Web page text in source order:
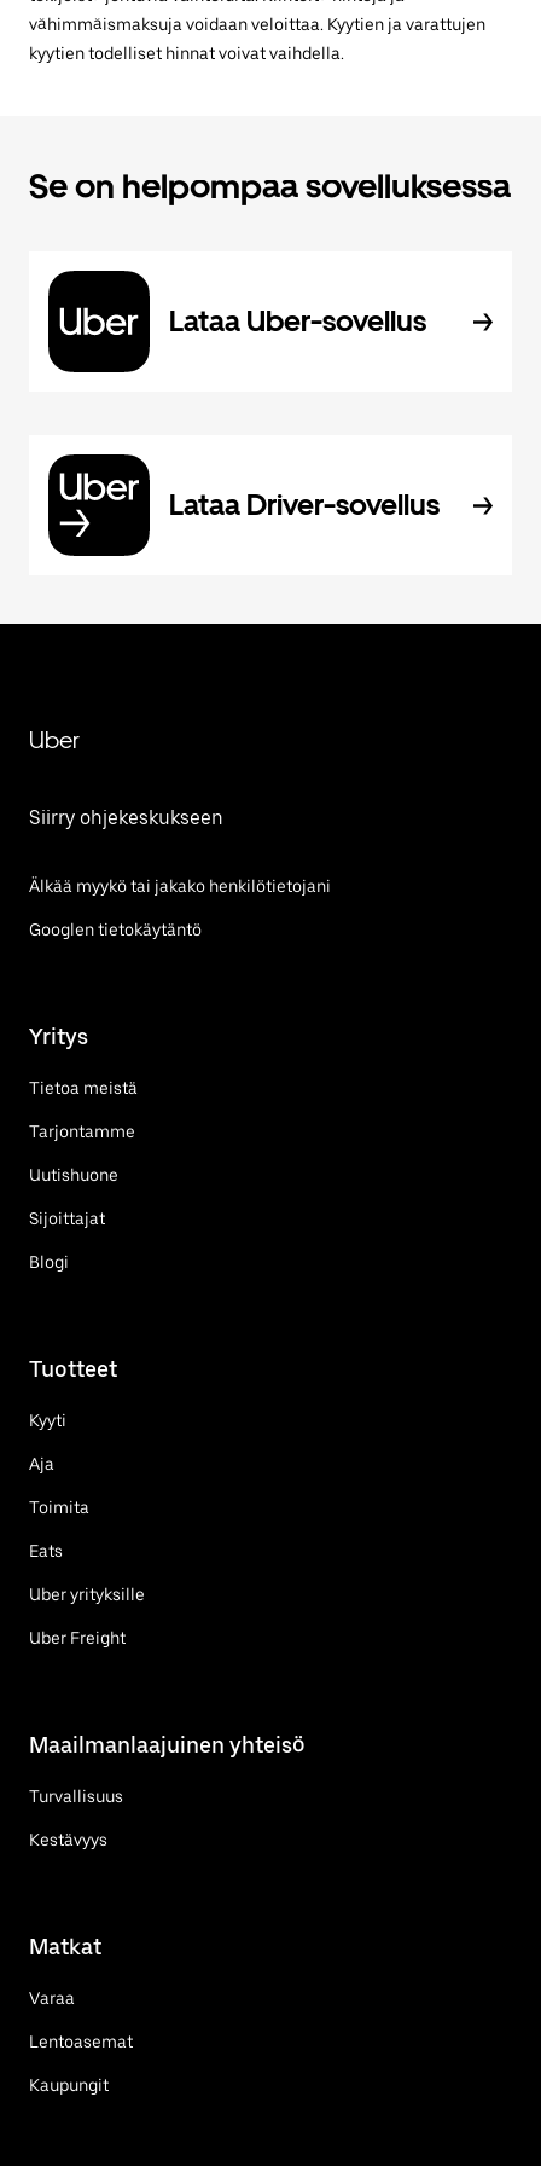
vähimmäismaksuja voidaan veloittaa. Kyytien ja varattujen
kyytien todelliset hinnat voivat vaihdella.
Se on helpompaa sovelluksessa
Lataa Uber-sovellus
Lataa Driver-sovellus
Uber
Siirry ohjekeskukseen
Älkää myykö tai jakako henkilötietojani
Googlen tietokäytäntö
Yritys
Tietoa meistä
Tarjontamme
Uutishuone
Sijoittajat
Blogi
Tuotteet
Kyyti
Aja
Toimita
Eats
Uber yrityksille
Uber Freight
Maailmanlaajuinen yhteisö
Turvallisuus
Kestävyys
Matkat
Varaa
Lentoasemat
Kaupungit